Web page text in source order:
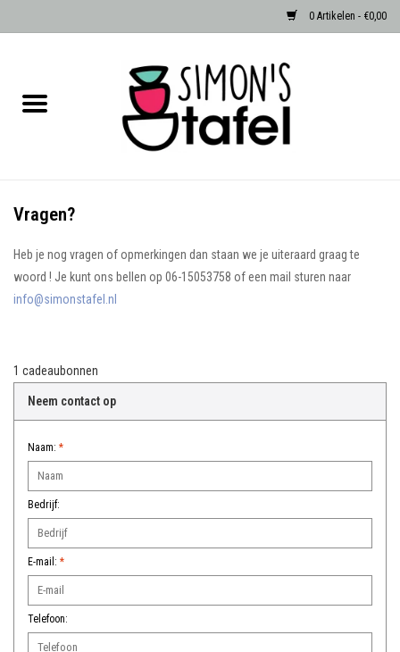
0 Artikelen - €0,00
Egypte
Dierenlampen
Over Simon's Tafel
Cadeaubonnen
Vragen?
Heb je nog vragen of opmerkingen dan staan we je uiteraard graag te
woord ! Je kunt ons bellen op 06-15053758 of een mail sturen naar
info@simonstafel.nl
1 cadeaubonnen
Neem contact op
Naam: *
Bedrijf:
E-mail: *
Telefoon: